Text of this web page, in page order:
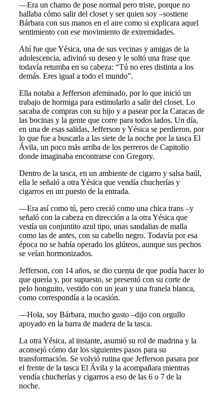
—Era un chamo de pose normal pero triste, porque no
hallaba cómo salir del closet y ser quien soy –sostiene
Bárbara con sus manos en el aire como si explicara aquel
sentimiento con ese movimiento de extremidades.
Ahí fue que Yésica, una de sus vecinas y amigas de la
adolescencia, adivinó su deseo y le soltó una frase que
todavía retumba en su cabeza: “Tú no eres distinta a los
demás. Eres igual a todo el mundo”.
Ella notaba a Jefferson afeminado, por lo que inició un
trabajo de hormiga para estimularlo a salir del closet. Lo
sacaba de compras con su hijo y a pasear por la Caracas de
las bocinas y la gente que corre para todos lados. Un día,
en una de esas salidas, Jefferson y Yésica se perdieron, por
lo que fue a buscarla a las siete de la noche por la tasca El
Ávila, un poco más arriba de los perreros de Capitolio
donde imaginaba encontrarse con Gregory.
Dentro de la tasca, en un ambiente de cigarro y salsa baúl,
ella le señaló a otra Yésica que vendía chucherías y
cigarros en un puesto de la entrada.
—Era así como tú, pero creció como una chica trans –y
señaló con la cabeza en dirección a la otra Yésica que
vestía un conjuntito azul tipo, unas sandalias de malla
como las de antes, con su cabello negro. Todavía por esa
época no se había operado los glúteos, aunque sus pechos
se veían hormonizados.
Jefferson, con 14 años, se dio cuenta de que podía hacer lo
que quería y, por supuesto, se presentó con su corte de
pelo honguito, vestido con un jean y una franela blanca,
como correspondía a la ocasión.
—Hola, soy Bárbara, mucho gusto –dijo con orgullo
apoyado en la barra de madera de la tasca.
La otra Yésica, al instante, asumió su rol de madrina y la
aconsejó cómo dar los siguientes pasos para su
transformación. Se volvió rutina que Jefferson pasara por
el frente de la tasca El Ávila y la acompañara mientras
vendía chucherías y cigarros a eso de las 6 o 7 de la
noche.